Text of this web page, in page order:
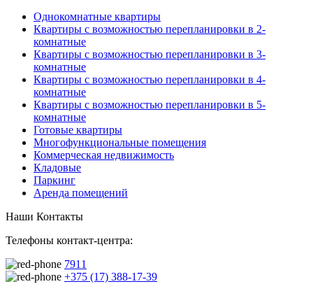
Однокомнатные квартиры
Квартиры с возможностью перепланировки в 2-
комнатные
Квартиры с возможностью перепланировки в 3-
комнатные
Квартиры с возможностью перепланировки в 4-
комнатные
Квартиры с возможностью перепланировки в 5-
комнатные
Готовые квартиры
Многофункциональные помещения
Коммерческая недвижимость
Кладовые
Паркинг
Аренда помещений
Наши Контакты
Телефоны контакт-центра:
7911
+375 (17) 388-17-39